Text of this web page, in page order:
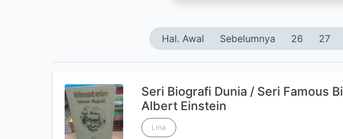
Hal. Awal Sebelumnya 26 27
Seri Biografi Dunia / Seri Famous
Albert Einstein
Lina